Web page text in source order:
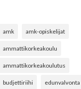
amk amk-opiskelijat
ammattikorkeakoulu
ammattikorkeakoulutus
budjettiriihi edunvalvonta